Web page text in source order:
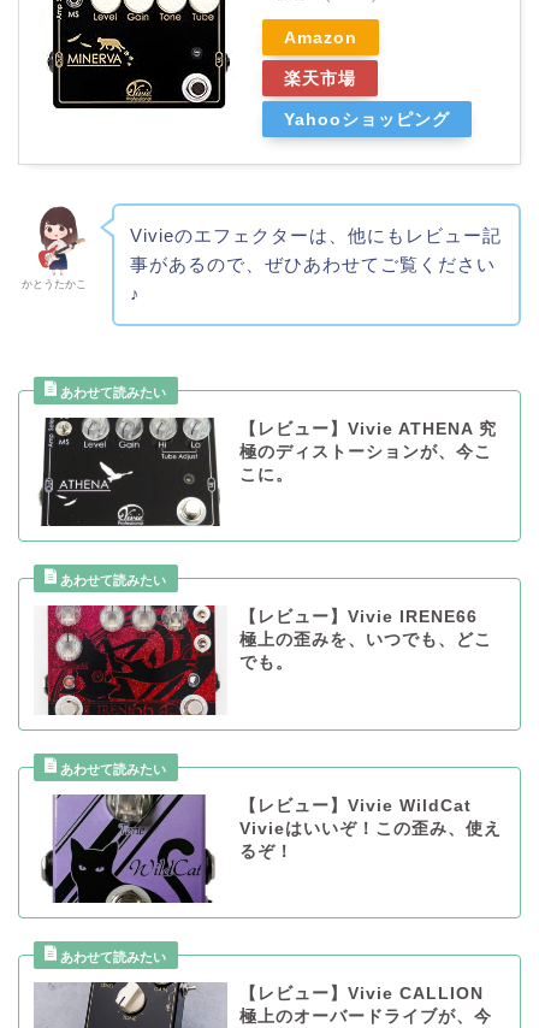
Amazon
楽天市場
Yahooショッピング
かとうたかこ
Vivieのエフェクターは、他にもレビュー記
事があるので、ぜひあわせてご覧ください
♪
【レビュー】Vivie ATHENA 究
極のディストーションが、今こ
こに。
【レビュー】Vivie IRENE66
極上の歪みを、いつでも、どこ
でも。
【レビュー】Vivie WildCat
Vivieはいいぞ！この歪み、使え
るぞ！
【レビュー】Vivie CALLION
極上のオーバードライブが、今